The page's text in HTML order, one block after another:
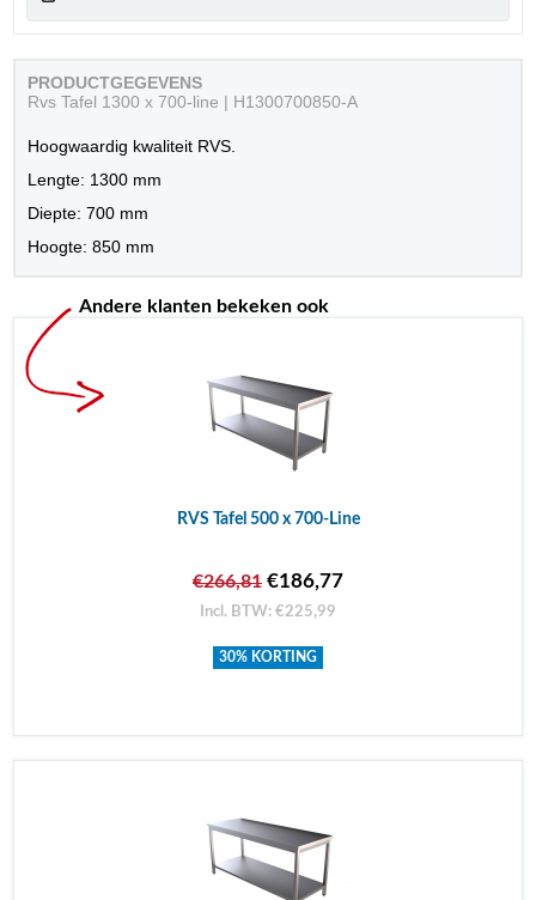
PRODUCTGEGEVENS
Rvs Tafel 1300 x 700-line | H1300700850-A
Hoogwaardig kwaliteit RVS.
Lengte: 1300 mm
Diepte: 700 mm
Hoogte: 850 mm
Andere klanten bekeken ook
RVS Tafel 500 x 700-Line
€266,81 €186,77
Incl. BTW: €225,99
30% KORTING